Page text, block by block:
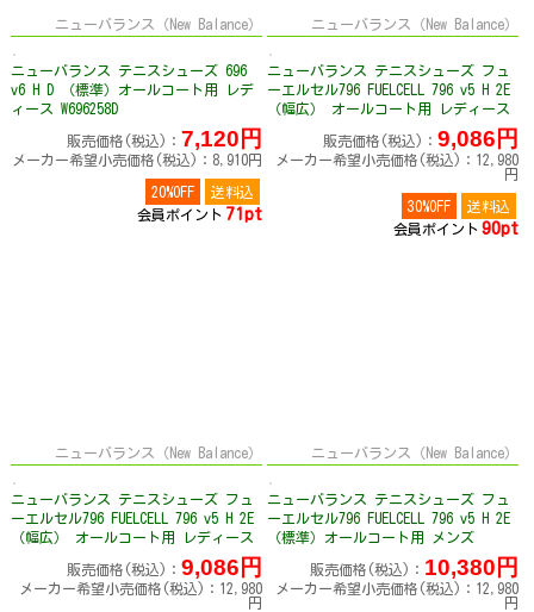
ニューバランス（New Balance）
ニューバランス テニスシューズ 696
v6 H D （標準）オールコート用 レデ
ィース W696258D
販売価格(税込)： 7,120円
メーカー希望小売価格(税込)：8,910円
20%OFF
送料込
会員ポイント 71pt
ニューバランス（New Balance）
ニューバランス テニスシューズ フュ
ーエルセル796 FUELCELL 796 v5 H 2E
（幅広） オールコート用 レディース
販売価格(税込)： 9,086円
メーカー希望小売価格(税込)：12,980
円
30%OFF
送料込
会員ポイント 90pt
ニューバランス（New Balance）
ニューバランス テニスシューズ フュ
ーエルセル796 FUELCELL 796 v5 H 2E
（幅広） オールコート用 レディース
販売価格(税込)： 9,086円
メーカー希望小売価格(税込)：12,980
円
ニューバランス（New Balance）
ニューバランス テニスシューズ フュ
ーエルセル796 FUELCELL 796 v5 H 2E
（標準）オールコート用 メンズ
販売価格(税込)： 10,380円
メーカー希望小売価格(税込)：12,980
円